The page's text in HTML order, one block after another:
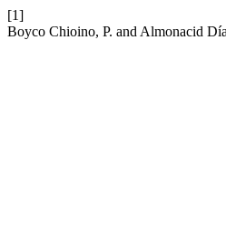
[1]
Boyco Chioino, P. and Almonacid